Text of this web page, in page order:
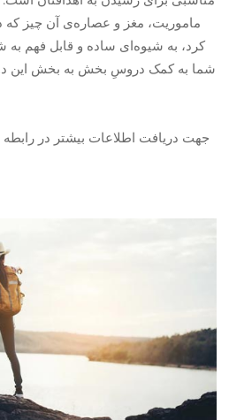
ماموریت، مغز و عصاره‌ی آن چیز که
کرد، به شیوه‌ای ساده و قابل فهم
شما به کمک دروسِ بخش به بخش این
جهت دریافت اطلاعات بیشتر در رابطه